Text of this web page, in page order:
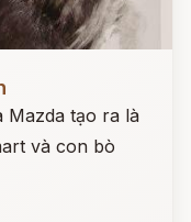
Mazda tạo ra là
và con bò